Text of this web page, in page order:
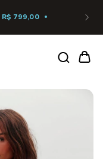
R$ 799,00